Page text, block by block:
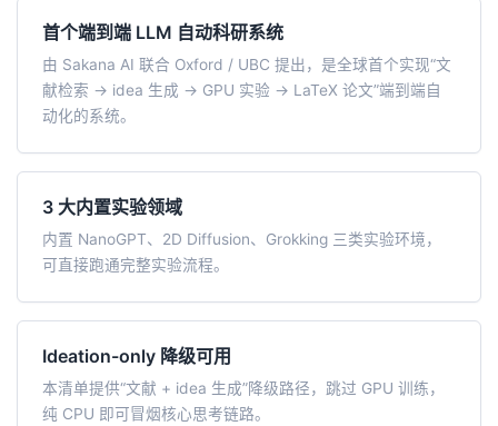
首个端到端 LLM 自动科研系统
由 Sakana AI 联合 Oxford / UBC 提出，是全球首个实现“文
献检索 → idea 生成 → GPU 实验 → LaTeX 论文”端到端自
动化的系统。
3 大内置实验领域
内置 NanoGPT、2D Diffusion、Grokking 三类实验环境，
可直接跑通完整实验流程。
Ideation-only 降级可用
本清单提供“文献 + idea 生成”降级路径，跳过 GPU 训练，
纯 CPU 即可冒烟核心思考链路。